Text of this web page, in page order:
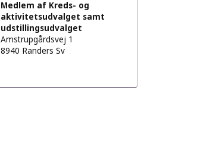
Medlem af Kreds- og
aktivitetsudvalget samt
udstillingsudvalget
Amstrupgårdsvej 1
8940 Randers Sv